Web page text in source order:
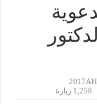
1,258 زيارة